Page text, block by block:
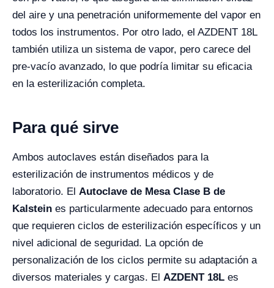
del aire y una penetración uniformemente del vapor en
todos los instrumentos. Por otro lado, el AZDENT 18L
también utiliza un sistema de vapor, pero carece del
pre-vacío avanzado, lo que podría limitar su eficacia
en la esterilización completa.
Para qué sirve
Ambos autoclaves están diseñados para la
esterilización de instrumentos médicos y de
laboratorio. El Autoclave de Mesa Clase B de
Kalstein es particularmente adecuado para entornos
que requieren ciclos de esterilización específicos y un
nivel adicional de seguridad. La opción de
personalización de los ciclos permite su adaptación a
diversos materiales y cargas. El AZDENT 18L es